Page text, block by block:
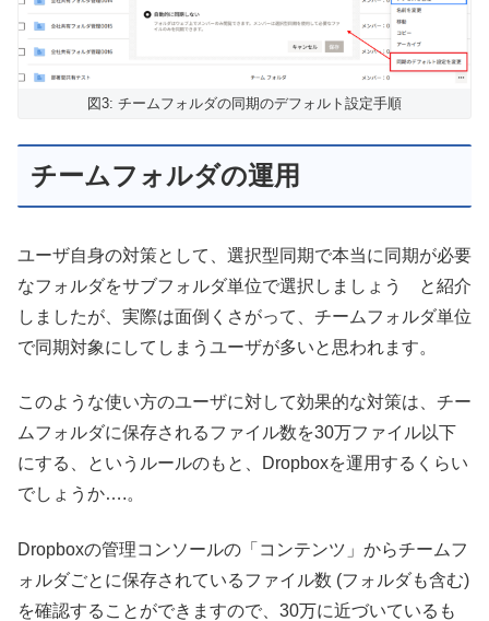
図3: チームフォルダの同期のデフォルト設定手順
チームフォルダの運用
ユーザ自身の対策として、選択型同期で本当に同期が必要
なフォルダをサブフォルダ単位で選択しましょう と紹介
しましたが、実際は面倒くさがって、チームフォルダ単位
で同期対象にしてしまうユーザが多いと思われます。
このような使い方のユーザに対して効果的な対策は、チー
ムフォルダに保存されるファイル数を30万ファイル以下
にする、というルールのもと、Dropboxを運用するくらい
でしょうか….。
Dropboxの管理コンソールの「コンテンツ」からチームフ
ォルダごとに保存されているファイル数 (フォルダも含む)
を確認することができますので、30万に近づいているも